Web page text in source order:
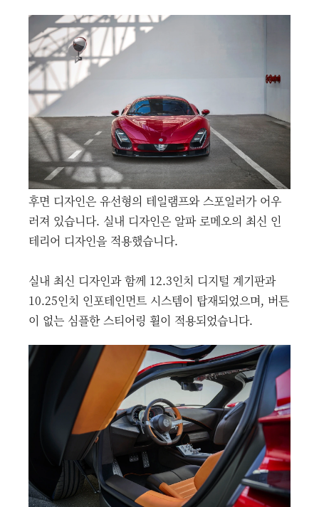
후면 디자인은 유선형의 테일램프와 스포일러가 어우
러져 있습니다. 실내 디자인은 알파 로메오의 최신 인
테리어 디자인을 적용했습니다.
실내 최신 디자인과 함께 12.3인치 디지털 계기판과
10.25인치 인포테인먼트 시스템이 탑재되었으며, 버튼
이 없는 심플한 스티어링 휠이 적용되었습니다.